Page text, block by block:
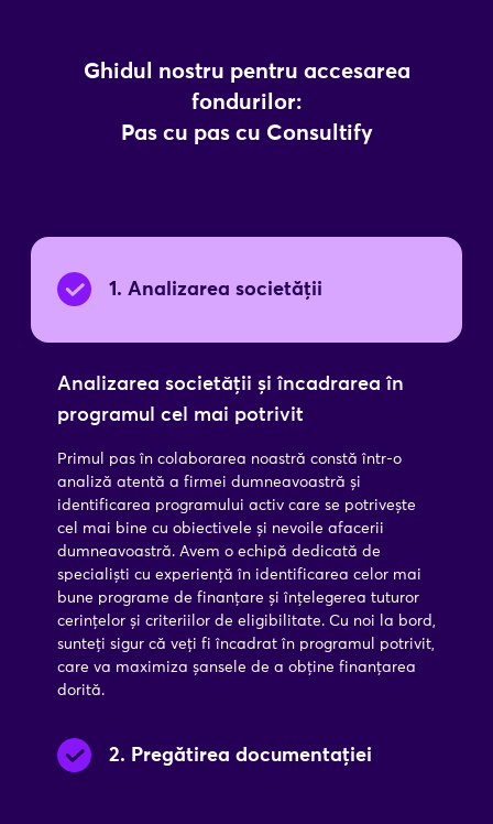
Ghidul nostru pentru accesarea
fondurilor:
Pas cu pas cu Consultify
1 . Analizarea societății
Analizarea societății și încadrarea în
programul cel mai potrivit
Primul pas în colaborarea noastră constă într-o
analiză atentă a firmei dumneavoastră și
identificarea programului activ care se potrivește
cel mai bine cu obiectivele și nevoile afacerii
dumneavoastră. Avem o echipă dedicată de
specialiști cu experiență în identificarea celor mai
bune programe de finanțare și înțelegerea tuturor
cerințelor și criteriilor de eligibilitate. Cu noi la bord,
sunteți sigur că veți fi încadrat în programul potrivit,
care va maximiza șansele de a obține finanțarea
dorită.
2. Pregătirea documentației